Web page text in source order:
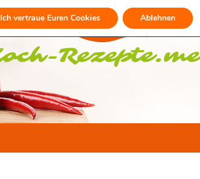
Ich vertraue Euren Cookies Ablehnen